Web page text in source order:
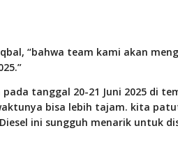
“bahwa team kami akan
tanggal 20-21 Juni 2025 di
bisa lebih tajam. kita
ini sungguh menarik untuk